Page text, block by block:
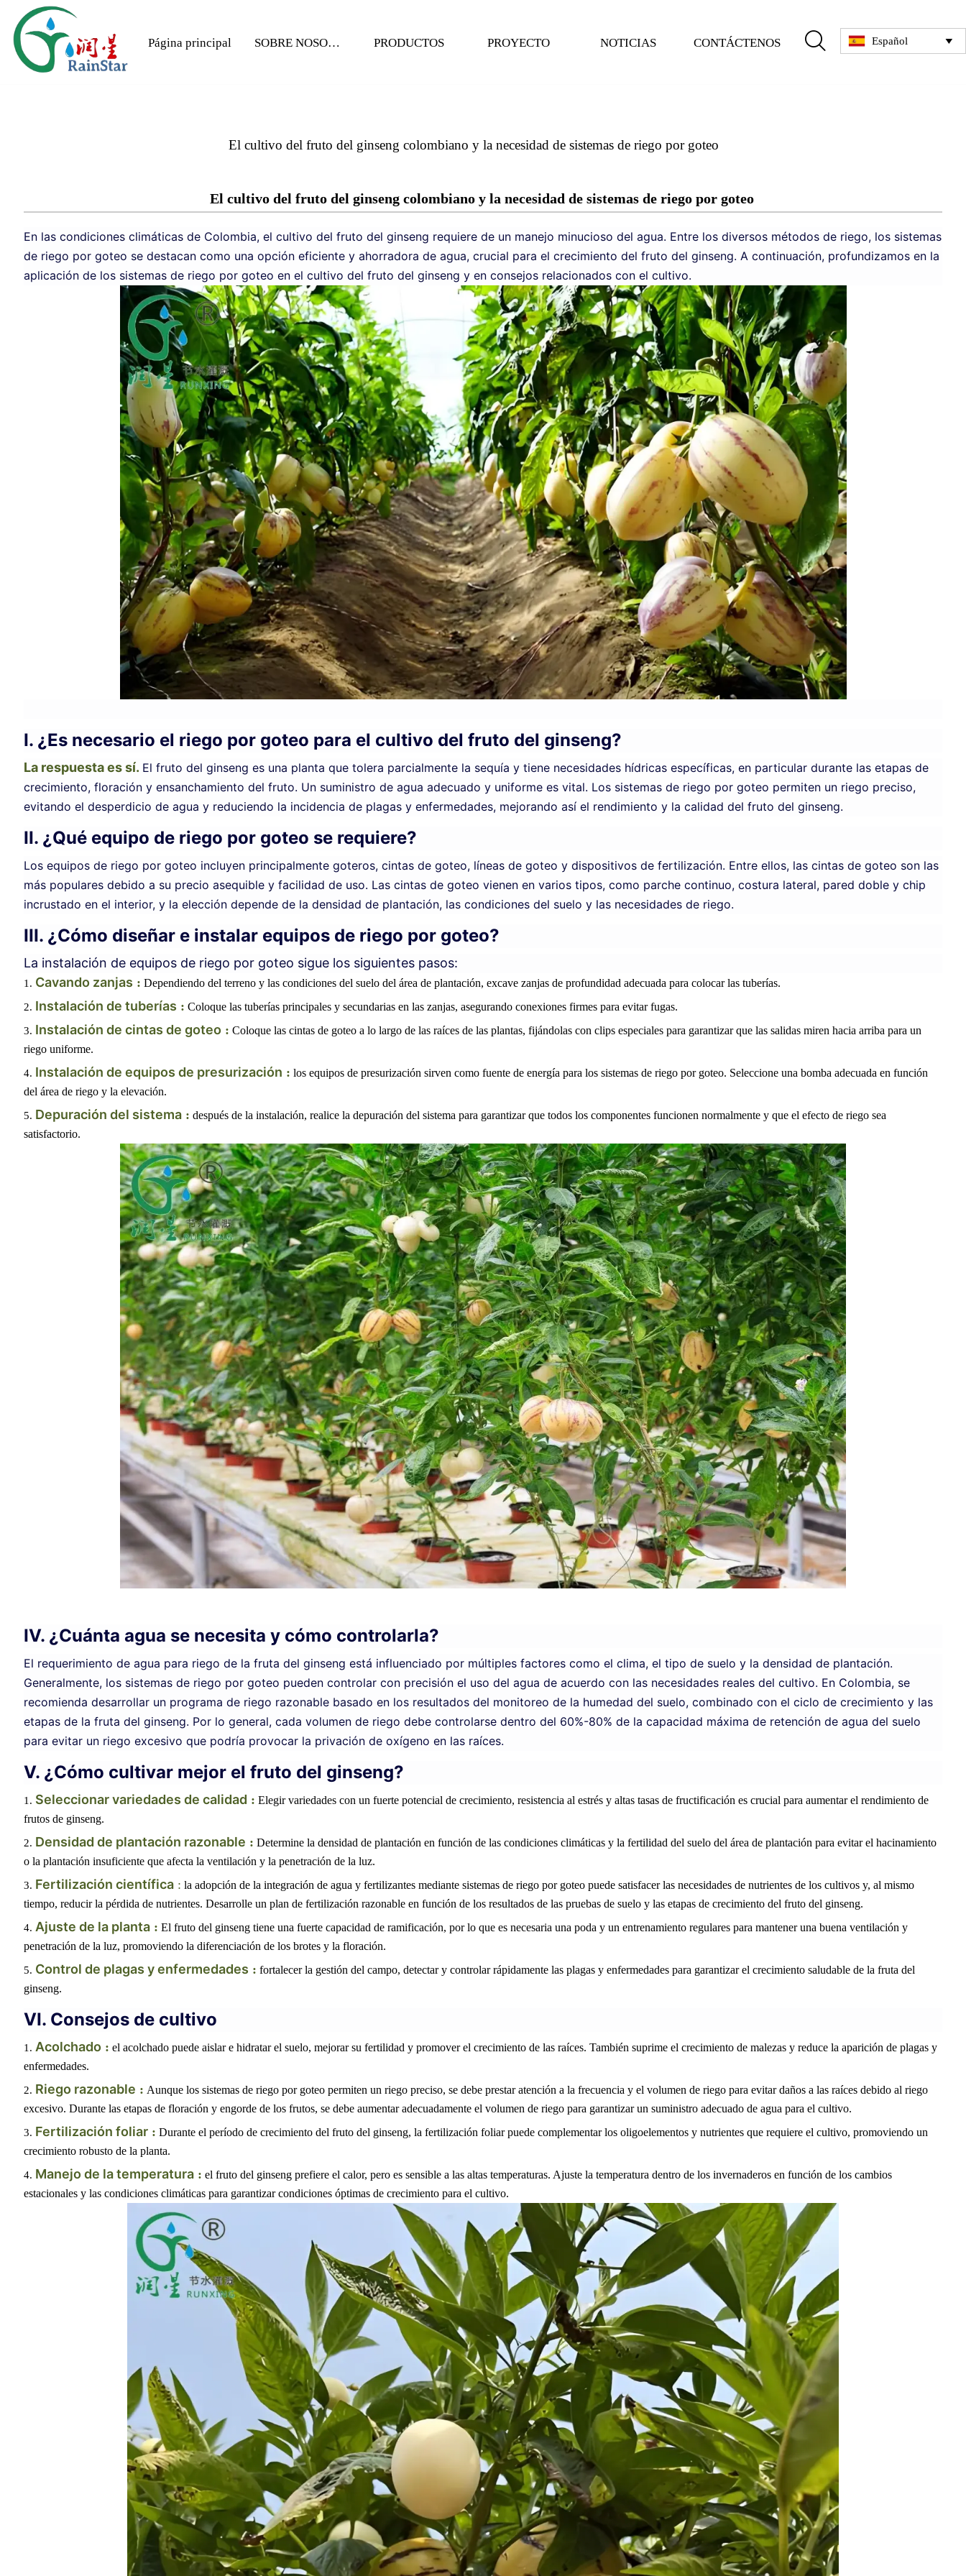
Página principal SOBRE NOSOTROS PRODUCTOS PROYECTO NOTICIAS CONTÁCTENOS  Español 
El cultivo del fruto del ginseng colombiano y la necesidad de sistemas de riego por goteo
El cultivo del fruto del ginseng colombiano y la necesidad de sistemas de riego por goteo
En las condiciones climáticas de Colombia, el cultivo del fruto del ginseng requiere de un manejo minucioso del agua. Entre los diversos métodos de riego, los sistemas
de riego por goteo se destacan como una opción eficiente y ahorradora de agua, crucial para el crecimiento del fruto del ginseng. A continuación, profundizamos en la
aplicación de los sistemas de riego por goteo en el cultivo del fruto del ginseng y en consejos relacionados con el cultivo.
I. ¿Es necesario el riego por goteo para el cultivo del fruto del ginseng?
La respuesta es sí. El fruto del ginseng es una planta que tolera parcialmente la sequía y tiene necesidades hídricas específicas, en particular durante las etapas de
crecimiento, floración y ensanchamiento del fruto. Un suministro de agua adecuado y uniforme es vital. Los sistemas de riego por goteo permiten un riego preciso,
evitando el desperdicio de agua y reduciendo la incidencia de plagas y enfermedades, mejorando así el rendimiento y la calidad del fruto del ginseng.
II. ¿Qué equipo de riego por goteo se requiere?
Los equipos de riego por goteo incluyen principalmente goteros, cintas de goteo, líneas de goteo y dispositivos de fertilización. Entre ellos, las cintas de goteo son las
más populares debido a su precio asequible y facilidad de uso. Las cintas de goteo vienen en varios tipos, como parche continuo, costura lateral, pared doble y chip
incrustado en el interior, y la elección depende de la densidad de plantación, las condiciones del suelo y las necesidades de riego.
III. ¿Cómo diseñar e instalar equipos de riego por goteo?
La instalación de equipos de riego por goteo sigue los siguientes pasos:
Cavando zanjas : Dependiendo del terreno y las condiciones del suelo del área de plantación, excave zanjas de profundidad adecuada para colocar las tuberías.
Instalación de tuberías : Coloque las tuberías principales y secundarias en las zanjas, asegurando conexiones firmes para evitar fugas.
Instalación de cintas de goteo: Coloque las cintas de goteo a lo largo de las raíces de las plantas, fijándolas con clips especiales para garantizar que las salidas miren hacia arriba para un
riego uniforme.
Instalación de equipos de presurización : los equipos de presurización sirven como fuente de energía para los sistemas de riego por goteo. Seleccione una bomba adecuada en función
del área de riego y la elevación.
Depuración del sistema: después de la instalación, realice la depuración del sistema para garantizar que todos los componentes funcionen normalmente y que el efecto de riego sea
satisfactorio.
IV. ¿Cuánta agua se necesita y cómo controlarla?
El requerimiento de agua para riego de la fruta del ginseng está influenciado por múltiples factores como el clima, el tipo de suelo y la densidad de plantación.
Generalmente, los sistemas de riego por goteo pueden controlar con precisión el uso del agua de acuerdo con las necesidades reales del cultivo. En Colombia, se
recomienda desarrollar un programa de riego razonable basado en los resultados del monitoreo de la humedad del suelo, combinado con el ciclo de crecimiento y las
etapas de la fruta del ginseng. Por lo general, cada volumen de riego debe controlarse dentro del 60%-80% de la capacidad máxima de retención de agua del suelo
para evitar un riego excesivo que podría provocar la privación de oxígeno en las raíces.
V. ¿Cómo cultivar mejor el fruto del ginseng?
Seleccionar variedades de calidad : Elegir variedades con un fuerte potencial de crecimiento, resistencia al estrés y altas tasas de fructificación es crucial para aumentar el rendimiento de
frutos de ginseng.
Densidad de plantación razonable : Determine la densidad de plantación en función de las condiciones climáticas y la fertilidad del suelo del área de plantación para evitar el hacinamiento
o la plantación insuficiente que afecta la ventilación y la penetración de la luz.
Fertilización científica: la adopción de la integración de agua y fertilizantes mediante sistemas de riego por goteo puede satisfacer las necesidades de nutrientes de los cultivos y, al mismo
tiempo, reducir la pérdida de nutrientes. Desarrolle un plan de fertilización razonable en función de los resultados de las pruebas de suelo y las etapas de crecimiento del fruto del ginseng.
Ajuste de la planta: El fruto del ginseng tiene una fuerte capacidad de ramificación, por lo que es necesaria una poda y un entrenamiento regulares para mantener una buena ventilación y
penetración de la luz, promoviendo la diferenciación de los brotes y la floración.
Control de plagas y enfermedades : fortalecer la gestión del campo, detectar y controlar rápidamente las plagas y enfermedades para garantizar el crecimiento saludable de la fruta del
ginseng.
VI. Consejos de cultivo
Acolchado: el acolchado puede aislar e hidratar el suelo, mejorar su fertilidad y promover el crecimiento de las raíces. También suprime el crecimiento de malezas y reduce la aparición de plagas y
enfermedades.
Riego razonable : Aunque los sistemas de riego por goteo permiten un riego preciso, se debe prestar atención a la frecuencia y el volumen de riego para evitar daños a las raíces debido al riego
excesivo. Durante las etapas de floración y engorde de los frutos, se debe aumentar adecuadamente el volumen de riego para garantizar un suministro adecuado de agua para el cultivo.
Fertilización foliar: Durante el período de crecimiento del fruto del ginseng, la fertilización foliar puede complementar los oligoelementos y nutrientes que requiere el cultivo, promoviendo un
crecimiento robusto de la planta.
Manejo de la temperatura: el fruto del ginseng prefiere el calor, pero es sensible a las altas temperaturas. Ajuste la temperatura dentro de los invernaderos en función de los cambios
estacionales y las condiciones climáticas para garantizar condiciones óptimas de crecimiento para el cultivo.